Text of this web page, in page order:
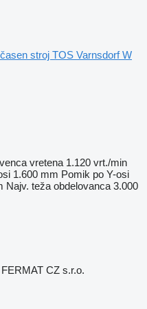
stroj TOS Varnsdorf W
vretena 1.120 vrt./min
1.600 mm Pomik po Y-osi
Najv. teža obdelovanca 3.000
CZ s.r.o.